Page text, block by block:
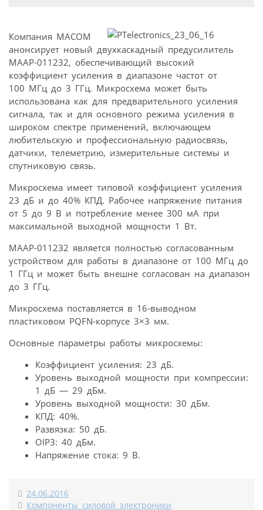
Компания MACOM
анонсирует новый двухкаскадный предусилитель
MAAP-011232, обеспечивающий высокий
коэффициент усиления в диапазоне частот от
100 МГц до 3 ГГц. Микросхема может быть
использована как для предварительного усиления
сигнала, так и для основного режима усиления в
широком спектре применений, включающем
любительскую и профессиональную радиосвязь,
датчики, телеметрию, измерительные системы и
спутниковую связь.
Микросхема имеет типовой коэффициент усиления
23 дБ и до 40% КПД. Рабочее напряжение питания
от 5 до 9 В и потребление менее 300 мА при
максимальной выходной мощности 1 Вт.
MAAP-011232 является полностью согласованным
устройством для работы в диапазоне от 100 МГц до
1 ГГц и может быть внешне согласован на диапазон
до 3 ГГц.
Микросхема поставляется в 16-выводном
пластиковом PQFN-корпусе 3×3 мм.
Основные параметры работы микросхемы:
Коэффициент усиления: 23 дБ.
Уровень выходной мощности при компрессии:
1 дБ — 29 дБм.
Уровень выходной мощности: 30 дБм.
КПД: 40%.
Развязка: 50 дБ.
OIP3: 40 дБм.
Напряжение стока: 9 В.
24.06.2016
Компоненты силовой электроники